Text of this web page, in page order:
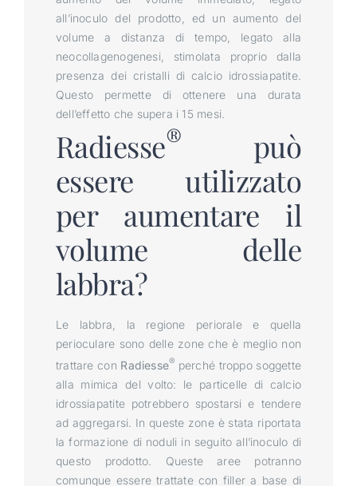
all’inoculo del prodotto, ed un aumento del
volume a distanza di tempo, legato alla
neocollagenogenesi, stimolata proprio dalla
presenza dei cristalli di calcio idrossiapatite.
Questo permette di ottenere una durata
dell’effetto che supera i 15 mesi.
Radiesse®
può
essere utilizzato
per aumentare il
volume delle
labbra?
Le labbra, la regione periorale e quella
perioculare sono delle zone che è meglio non
trattare con Radiesse® perché troppo soggette
alla mimica del volto: le particelle di calcio
idrossiapatite potrebbero spostarsi e tendere
ad aggregarsi. In queste zone è stata riportata
la formazione di noduli in seguito all’inoculo di
questo prodotto. Queste aree potranno
comunque essere trattate con filler a base di